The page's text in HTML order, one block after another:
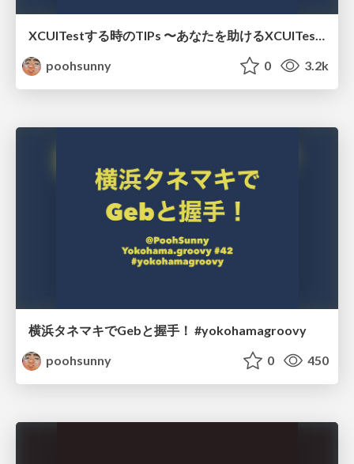
XCUITestする時のTIPs 〜あなたを助けるXCUITestへ〜
poohsunny
0 3.2k
横浜タネマキでGebと握手！ #yokohamagroovy
poohsunny
0 450